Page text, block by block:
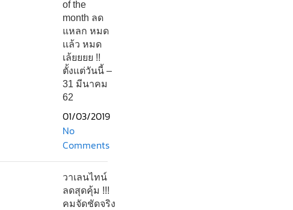
of the
month ลด
แหลก หมด
เเล้ว หมด
เล้ยยยย !!
ตั้งเเต่วันนี้ –
31 มีนาคม
62
01/03/2019
No
Comments
วาเลนไทน์
ลดสุดคุ้ม !!!
คมจัดชัดจริง